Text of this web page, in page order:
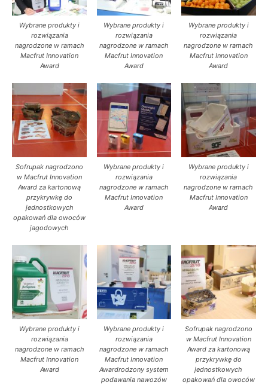
Wybrane produkty i
rozwiązania
nagrodzone w ramach
Macfrut Innovation
Award
Wybrane produkty i
rozwiązania
nagrodzone w ramach
Macfrut Innovation
Award
Wybrane produkty i
rozwiązania
nagrodzone w ramach
Macfrut Innovation
Award
Sofrupak nagrodzono
w Macfrut Innovation
Award za kartonową
przykrywkę do
jednostkowych
opakowań dla owoców
jagodowych
Wybrane produkty i
rozwiązania
nagrodzone w ramach
Macfrut Innovation
Award
Wybrane produkty i
rozwiązania
nagrodzone w ramach
Macfrut Innovation
Award
Wybrane produkty i
rozwiązania
nagrodzone w ramach
Macfrut Innovation
Award
Wybrane produkty i
rozwiązania
nagrodzone w ramach
Macfrut Innovation
Awardrodzony system
podawania nawozów
Sofrupak nagrodzono
w Macfrut Innovation
Award za kartonową
przykrywkę do
jednostkowych
opakowań dla owoców